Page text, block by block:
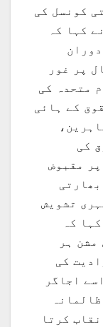
کونسل کی
کہا کہ
2برس کے دوران
پر غور
متحدہ کی
کے ہائی
کی
مقبوض
تشویش
کہ
ہر
کی
اجاگر
کرتا